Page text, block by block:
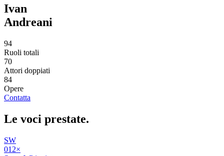
Ivan
Andreani
94
Ruoli totali
70
Attori doppiati
84
Opere
Contatta
Le voci prestate.
SW
01 2×